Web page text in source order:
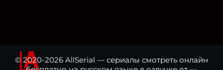
© 2020-2026 AllSerial — сериалы смотреть онлайн